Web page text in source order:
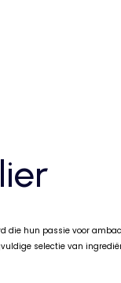
die hun passie voor
selectie van